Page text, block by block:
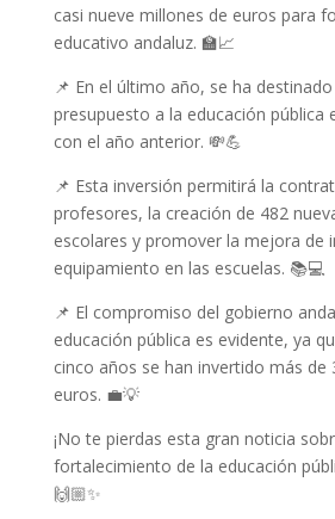
casi nueve millones de euros para
educativo andaluz. 🏫📈
📌 En el último año, se ha
presupuesto a la educación pública
con el año anterior. 💸💪
📌 Esta inversión permitirá la
profesores, la creación de 482
escolares y promover la mejora de
equipamiento en las escuelas. 📚💻
📌 El compromiso del gobierno
educación pública es evidente, ya
cinco años se han invertido más de
euros. 💼💡
¡No te pierdas esta gran noticia
fortalecimiento de la educación
🙌🏼✨